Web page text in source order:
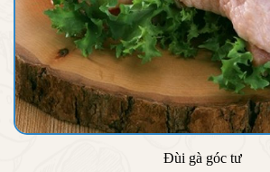
Đùi gà góc tư